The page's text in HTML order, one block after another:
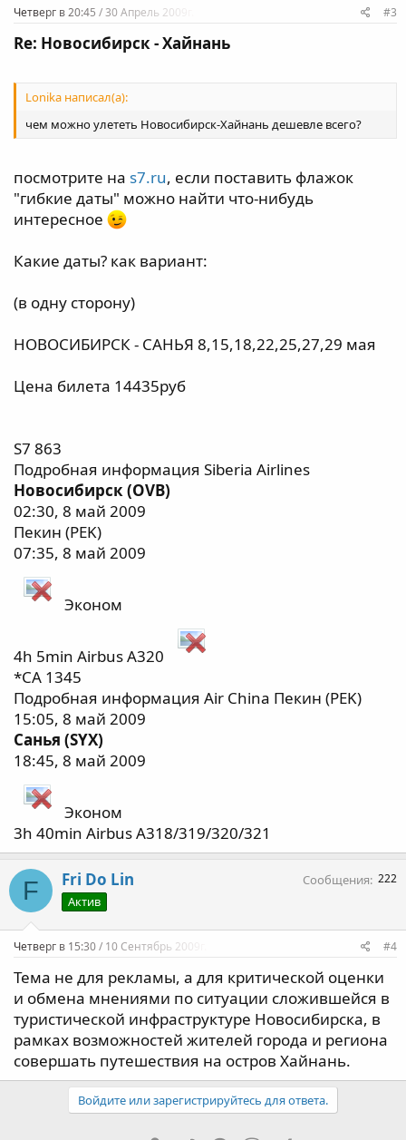
Четверг в 20:45 / 30 Апрель 2009г. #3
Re: Новосибирск - Хайнань
Lonika написал(а):
чем можно улететь Новосибирск-Хайнань дешевле всего?
посмотрите на s7.ru, если поставить флажок
"гибкие даты" можно найти что-нибудь
интересное
Какие даты? как вариант:
(в одну сторону)
НОВОСИБИРСК - САНЬЯ 8,15,18,22,25,27,29 мая
Цена билета 14435руб
S7 863
Подробная информация Siberia Airlines
Новосибирск (OVB)
02:30, 8 май 2009
Пекин (PEK)
07:35, 8 май 2009
Эконом
4h 5min Airbus A320
*CA 1345
Подробная информация Air China Пекин (PEK)
15:05, 8 май 2009
Санья (SYX)
18:45, 8 май 2009
Эконом
3h 40min Airbus A318/319/320/321
F Fri Do Lin
Актив
Сообщения 222
Четверг в 15:30 / 10 Сентябрь 2009г. #4
Тема не для рекламы, а для критической оценки
и обмена мнениями по ситуации сложившейся в
туристической инфраструктуре Новосибирска, в
рамках возможностей жителей города и региона
совершать путешествия на остров Хайнань.
Войдите или зарегистрируйтесь для ответа.